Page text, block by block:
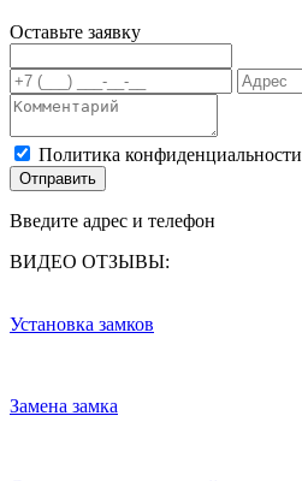
Оставьте заявку
Политика конфиденциальности
Отправить
Введите адрес и телефон
ВИДЕО ОТЗЫВЫ:
Установка замков
Замена замка